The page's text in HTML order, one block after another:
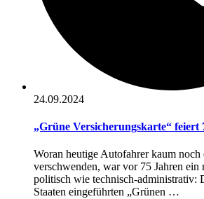
24.09.2024
„Grüne Versicherungskarte“ feiert
Woran heutige Autofahrer kaum noch
verschwenden, war vor 75 Jahren ein
politisch wie technisch-administrativ:
Staaten eingeführten „Grünen …